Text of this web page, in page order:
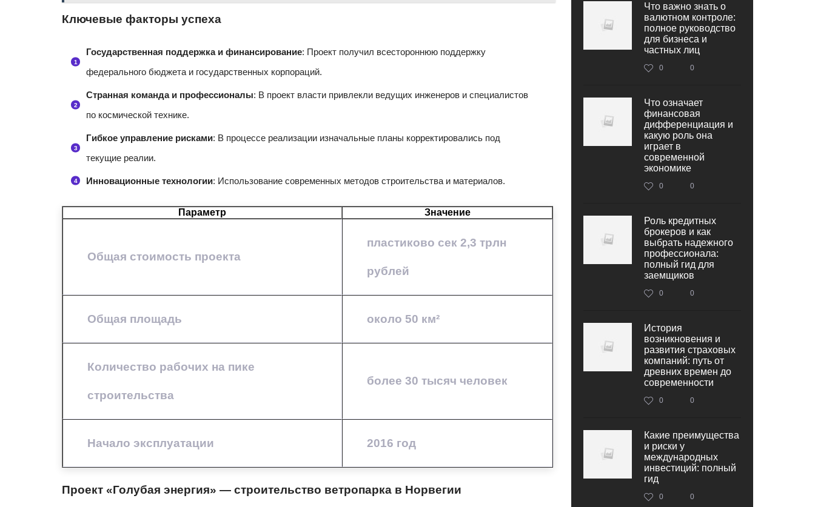
Ключевые факторы успеха
Государственная поддержка и финансирование: Проект получил всестороннюю поддержку
федерального бюджета и государственных корпораций.
Странная команда и профессионалы: В проект власти привлекли ведущих инженеров и специалистов
по космической технике.
Гибкое управление рисками: В процессе реализации изначальные планы корректировались под
текущие реалии.
Инновационные технологии: Использование современных методов строительства и материалов.
Параметр Значение
Общая стоимость проекта
пластиково сек 2,3 трлн
рублей
Общая площадь около 50 км²
Количество рабочих на пике
строительства
более 30 тысяч человек
Начало эксплуатации 2016 год
Проект «Голубая энергия» — строительство ветропарка в Норвегии
Что важно знать о
валютном контроле:
полное руководство
для бизнеса и
частных лиц
0 0
Что означает
финансовая
дифференциация и
какую роль она
играет в
современной
экономике
0 0
Роль кредитных
брокеров и как
выбрать надежного
профессионала:
полный гид для
заемщиков
0 0
История
возникновения и
развития страховых
компаний: путь от
древних времен до
современности
0 0
Какие преимущества
и риски у
международных
инвестиций: полный
гид
0 0